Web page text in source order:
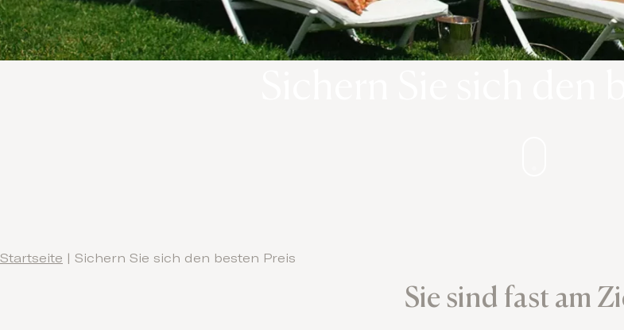
Startseite Sichern Sie sich den besten Preis
Sie sind fast am